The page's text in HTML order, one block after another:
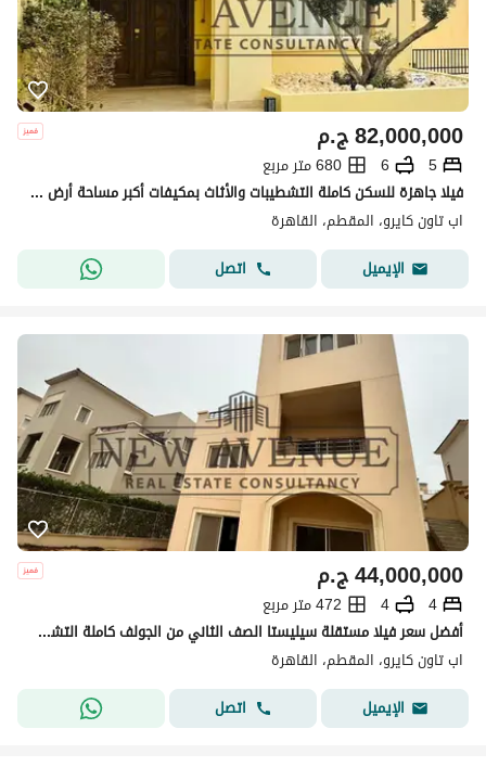
ج.م82,000,000
5
6
680 متر مربع
فيلا جاهزة للسكن كاملة التشطيبات والأثاث بمكيفات أكبر مساحة أرض - تطل على ملعب الجولف - في أب تاون كايرو المقطم Uptown Cairo تطوير شركة إعمار
اب تاون كايرو، المقطم، القاهرة
الإيميل
اتصل
ج.م44,000,000
4
4
472 متر مربع
أفضل سعر فيلا مستقلة سيليستا الصف الثاني من الجولف كاملة التشطيب مع مطبخ مجهز بخزائن، غرف ملابس وتكييف وبدروم للبيع في أبتاون القاهرة
اب تاون كايرو، المقطم، القاهرة
الإيميل
اتصل